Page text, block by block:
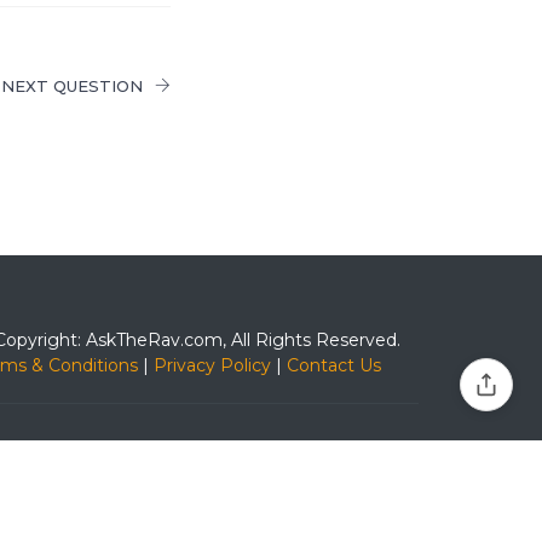
NEXT QUESTION
AskTheRav.com, All Rights Reserved.
& Conditions | Privacy Policy | Contact Us